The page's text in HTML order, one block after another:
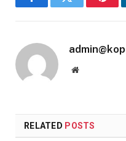
FacebookTwitter
Website
RELATED POSTS